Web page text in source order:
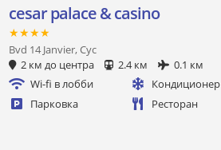
cesar palace & casino
★★★★
Bvd 14 Janvier, Сус
2 км до центра
2.4 км
0.1 км
Wi-fi в лобби
Кондиционер
Парковка
Ресторан